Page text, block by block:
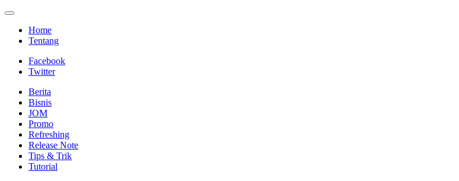
Home
Tentang
Facebook
Twitter
Berita
Bisnis
JOM
Promo
Refreshing
Release Note
Tips & Trik
Tutorial